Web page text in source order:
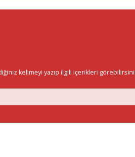
kelimeyi yazıp ilgili içerikleri